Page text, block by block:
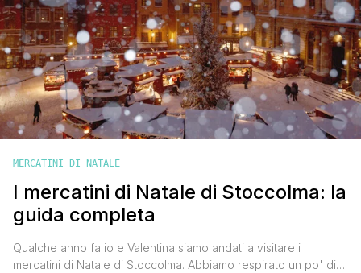
MERCATINI DI NATALE
I mercatini di Natale di Stoccolma: la
guida completa
Qualche anno fa io e Valentina siamo andati a visitare i
mercatini di Natale di Stoccolma. Abbiamo respirato un po' di